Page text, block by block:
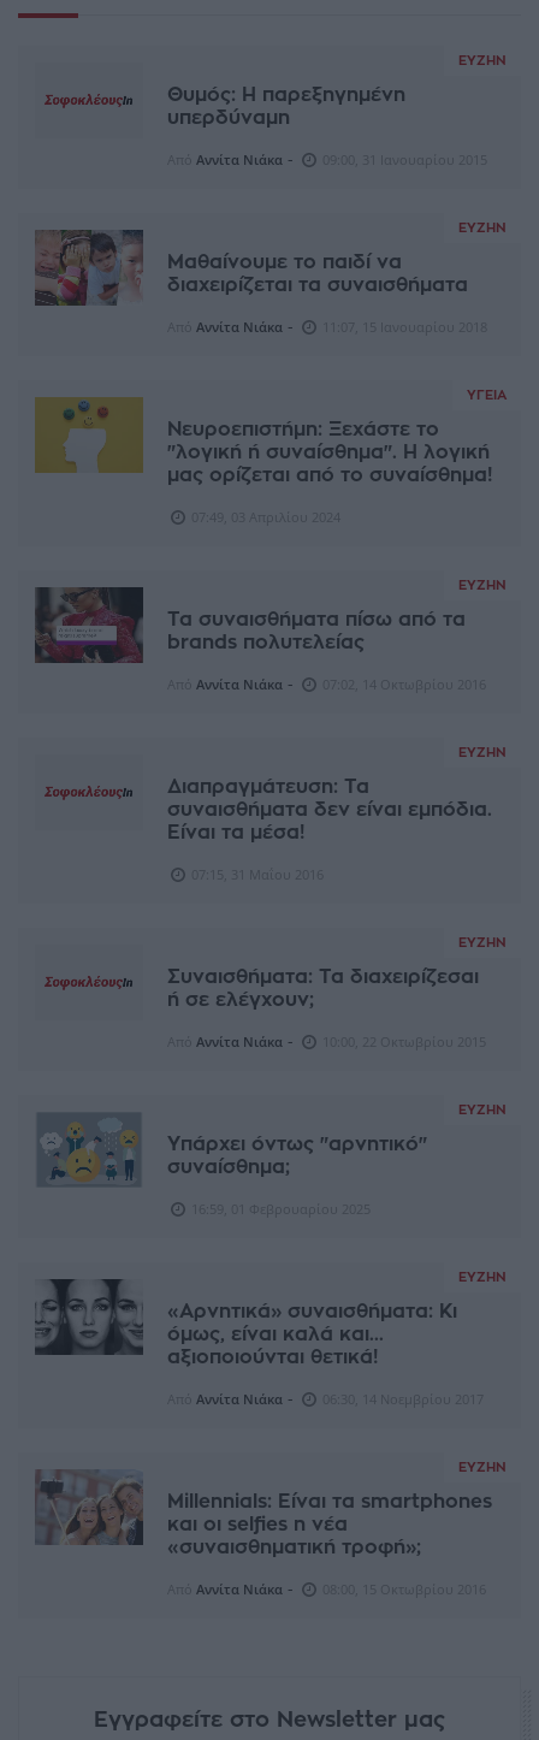
ΕΥΖΗΝ
Θυμός: Η παρεξηγημένη
υπερδύναμη
Αννίτα Νιάκα -
ΕΥΖΗΝ
Μαθαίνουμε το παιδί να
διαχειρίζεται τα συναισθήματα
Αννίτα Νιάκα -
ΥΓΕΊΑ
Νευροεπιστήμη: Ξεχάστε τo
"λογική ή συναίσθημα". Η λογική
μας ορίζεται από το συναίσθημα!
ΕΥΖΗΝ
Τα συναισθήματα πίσω από τα
brands πολυτελείας
Αννίτα Νιάκα -
ΕΥΖΗΝ
Διαπραγμάτευση: Τα
συναισθήματα δεν είναι εμπόδια.
Είναι τα μέσα!
ΕΥΖΗΝ
Συναισθήματα: Τα διαχειρίζεσαι
ή σε ελέγχουν;
Αννίτα Νιάκα -
ΕΥΖΗΝ
Υπάρχει όντως "αρνητικό"
συναίσθημα;
ΕΥΖΗΝ
«Αρνητικά» συναισθήματα: Κι
όμως, είναι καλά και...
αξιοποιούνται θετικά!
Αννίτα Νιάκα -
ΕΥΖΗΝ
Millennials: Είναι τα smartphones
και oι selfies η νέα
«συναισθηματική τροφή»;
Αννίτα Νιάκα -
Εγγραφείτε στο Newsletter μας